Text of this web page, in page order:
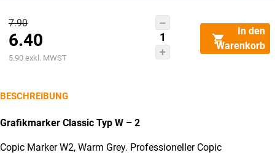
7.90Ursprünglicher
Preis
war:
6.40
Aktueller
ist:
5.90 exkl. MWST
COPIC
Marker
Classic
In den
Warenkorb
BESCHREIBUNG
Grafikmarker Classic Typ W – 2
Copic Marker W2, Warm Grey. Professioneller Copic